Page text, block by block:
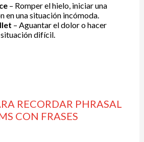
– Romper el hielo, iniciar una
en una situación incómoda.
– Aguantar el dolor o hacer
difícil.
RECORDAR PHRASAL
CON FRASES